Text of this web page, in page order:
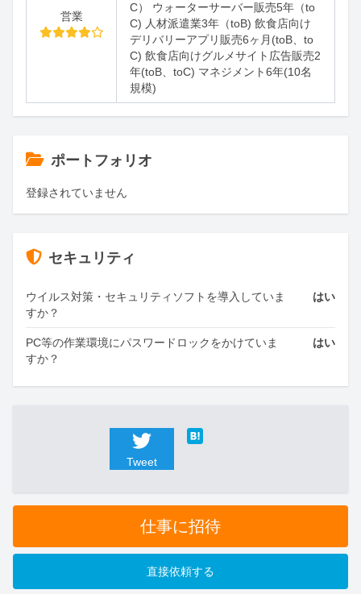
営業
C） ウォーターサーバー販売5年（to
C) 人材派遣業3年（toB) 飲食店向け
デリバリーアプリ販売6ヶ月(toB、to
C) 飲食店向けグルメサイト広告販売2
年(toB、toC) マネジメント6年(10名
規模)
ポートフォリオ
登録されていません
セキュリティ
ウイルス対策・セキュリティソフトを導入していま
すか？
はい
PC等の作業環境にパスワードロックをかけていま
すか？
はい
Tweet
仕事に招待
直接依頼する